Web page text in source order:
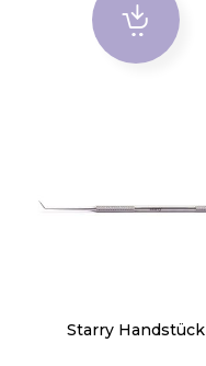
Starry Handstück